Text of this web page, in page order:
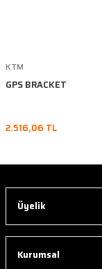
KTM
GPS BRACKET
2.516,06 TL
Üyelik
Kurumsal